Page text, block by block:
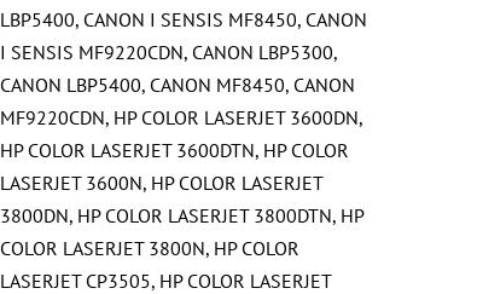
LBP5400, CANON I SENSIS MF8450, CANON
I SENSIS MF9220CDN, CANON LBP5300,
CANON LBP5400, CANON MF8450, CANON
MF9220CDN, HP COLOR LASERJET 3600DN,
HP COLOR LASERJET 3600DTN, HP COLOR
LASERJET 3600N, HP COLOR LASERJET
3800DN, HP COLOR LASERJET 3800DTN, HP
COLOR LASERJET 3800N, HP COLOR
LASERJET CP3505, HP COLOR LASERJET